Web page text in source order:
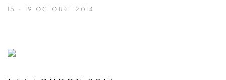
15 - 19 OCTOBRE 2014